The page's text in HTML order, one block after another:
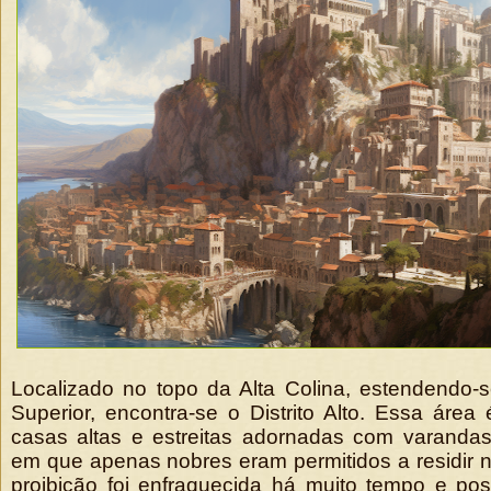
Localizado no topo da Alta Colina, estendendo-
Superior, encontra-se o Distrito Alto. Essa área
casas altas e estreitas adornadas com
em que apenas nobres eram permitidos a residir
proibição foi enfraquecida há muito tempo e